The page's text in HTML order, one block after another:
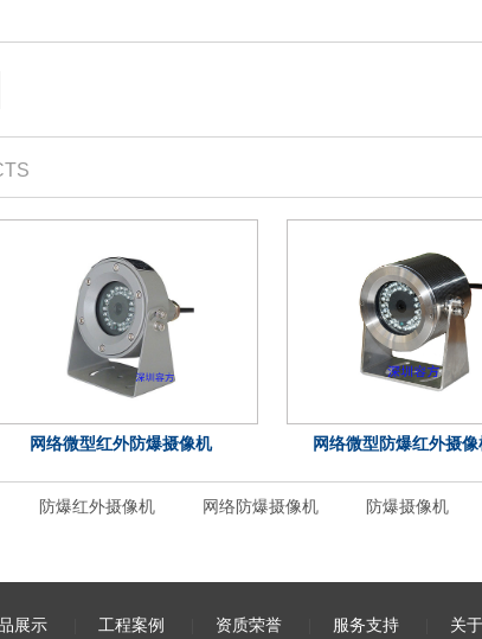
网络微型红外防爆摄像机 网络微型防爆红外摄像机
防爆红外摄像机 网络防爆摄像机 防爆摄像机
展示 工程案例 资质荣誉 服务支持 关